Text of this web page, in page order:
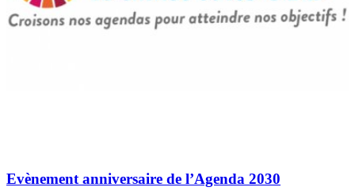
Evènement anniversaire de l’Agenda 2030